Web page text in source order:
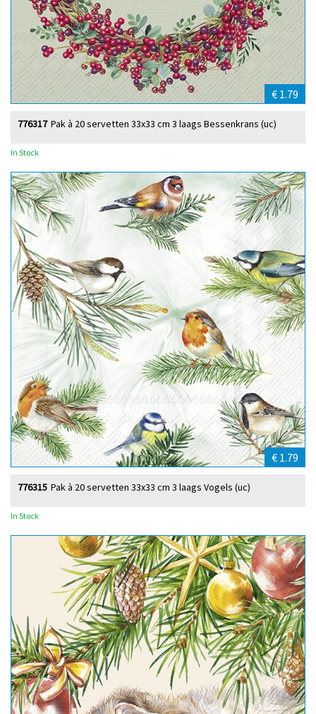
€ 1.79
Pak à 20 servetten 33x33 cm 3 laags Bessenkrans (uc)
776317
In Stock
€ 1.79
Pak à 20 servetten 33x33 cm 3 laags Vogels (uc)
776315
In Stock